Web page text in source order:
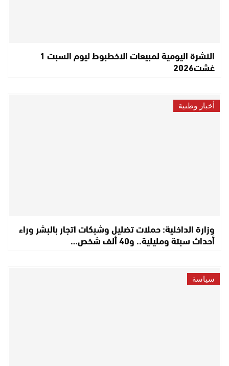
النشرة اليومية لمبيعات الاخطبوط ليوم السبت 1
غشت2026
أخبار وطنية
وزارة الداخلية: حملات تضليل وشبكات اتجار بالبشر وراء
أحداث سبتة ومليلية.. و40 ألف شخص…
سياسة